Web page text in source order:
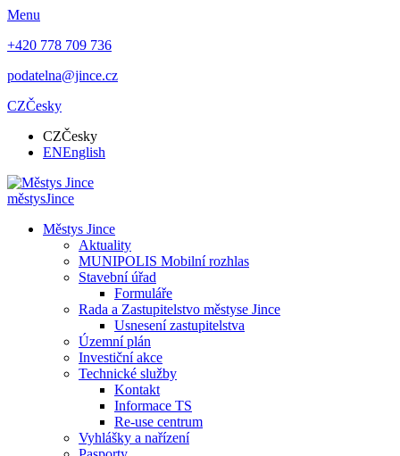
Menu
+420 778 709 736
podatelna@jince.cz
CZČesky
CZČesky
ENEnglish
městysJince
Městys Jince
Aktuality
MUNIPOLIS Mobilní rozhlas
Stavební úřad
Formuláře
Rada a Zastupitelstvo městyse Jince
Usnesení zastupitelstva
Územní plán
Investiční akce
Technické služby
Kontakt
Informace TS
Re-use centrum
Vyhlášky a nařízení